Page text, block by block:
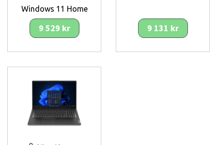
Windows 11 Home
9 529 kr 9 131 kr